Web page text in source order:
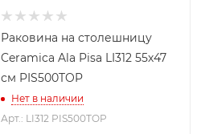
Раковина на столешницу
Ceramica Ala Pisa LI312 55х47
см PIS500TOP
Нет в наличии
Арт.: LI312 PIS500TOP